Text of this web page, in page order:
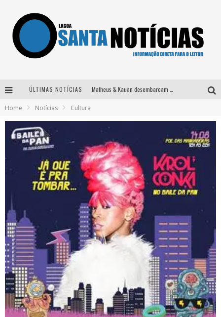
ÚLTIMAS NOTÍCIAS
Home Notícias Cultura